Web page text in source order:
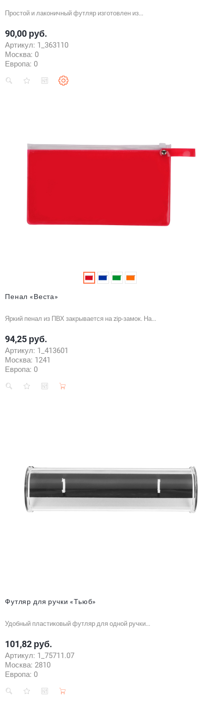
Простой и лаконичный футляр изготовлен из...
Цена
90,00 руб.
Артикул: 1_363110
Москва: 0
Европа: 0
Пенал «Веста»
Яркий пенал из ПВХ закрывается на zip-замок. На...
Цена
94,25 руб.
Артикул: 1_413601
Москва: 1241
Европа: 0
Футляр для ручки «Тьюб»
Удобный пластиковый футляр для одной ручки...
Цена
101,82 руб.
Артикул: 1_75711.07
Москва: 2810
Европа: 0